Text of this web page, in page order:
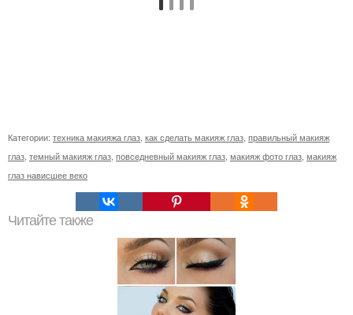
Категории: техника макияжа глаз как сделать макияж глаз правильный макияж
глаз темный макияж глаз повседневный макияж глаз макияж фото глаз макияж
глаз нависшее веко
Читайте также